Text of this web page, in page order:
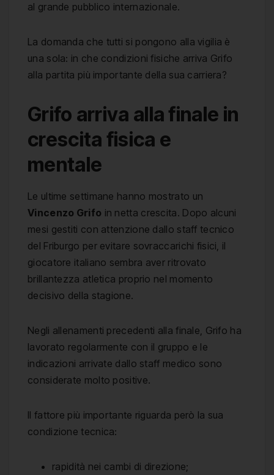
al grande pubblico internazionale.
La domanda che tutti si pongono alla vigilia è
una sola: in che condizioni fisiche arriva Grifo
alla partita più importante della sua carriera?
Grifo arriva alla finale in
crescita fisica e
mentale
Le ultime settimane hanno mostrato un
Vincenzo Grifo in netta crescita. Dopo alcuni
mesi gestiti con attenzione dallo staff tecnico
del Friburgo per evitare sovraccarichi fisici, il
giocatore italiano sembra aver ritrovato
brillantezza atletica proprio nel momento
decisivo della stagione.
Negli allenamenti precedenti alla finale, Grifo ha
lavorato regolarmente con il gruppo e le
indicazioni arrivate dallo staff medico sono
considerate molto positive.
Il fattore più importante riguarda però la sua
condizione tecnica:
rapidità nei cambi di direzione;